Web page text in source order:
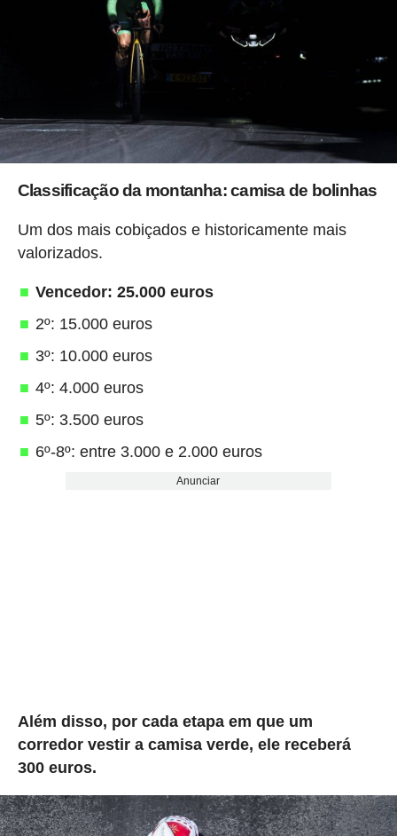
Classificação da montanha: camisa de bolinhas
Um dos mais cobiçados e historicamente mais
valorizados.
Vencedor: 25.000 euros
2º: 15.000 euros
3º: 10.000 euros
4º: 4.000 euros
5º: 3.500 euros
6º-8º: entre 3.000 e 2.000 euros
Anunciar
Além disso, por cada etapa em que um
corredor vestir a camisa verde, ele receberá
300 euros.